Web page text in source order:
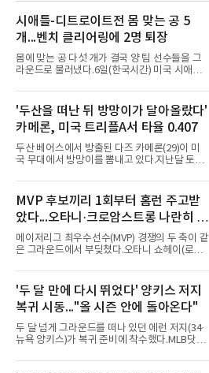
시애틀-디트로이트전 몸 맞는 공 5
개...벤치 클리어링에 2명 퇴장
몸에 맞는 공 다섯 개가 결국 양 팀 선수들을 그
라운드로 불러냈다.6일(한국시간) 미국 시애틀
로이트 타이거스의 경기에서 벤치 클리어링이
벌어졌다. 난투극으로 번지지는 않았으나 좌완
게이브 스파이어와 댄 윌슨 시애틀 감독이 퇴장
당했다.발단은 선발이었다. 시애틀 브라이언 우
가 디트로이트 타자를 세 차례 맞혔다. 다만 팔꿈
치 보호대에 맞거나 변화구에 발이 스치는 수준
이어서 치명적이지는 않았다.분위기는 그다음에
리를 맞혔다. 토레스와 시애틀 포수 칼 롤리가 말
을 주고받자 AJ 힌치 디
'두산을 떠난 뒤 방망이가 달아올랐다'
카메론, 미국 트리플A서 타율 0.407
두산 베어스에서 방출된 다즈 카메론(29)이 미
국 무대에서 방망이를 뽐내고 있다.지난달 토론
론은 루키리그 2경기를 거쳐 트리플A 버펄로 바
이슨스로 승격한 뒤 연일 뜨거운 타격감을 보이
고 있다.수치가 압도적이다. 트리플A 15경기에
서 타율 0.407(54타수 22안타), 2홈런, 10타점,
8도루를 기록 중이며 OPS는 1.151에 이른다.
15경기 중 14경기에서 안타를 만들었고 최근 7
경기 연속 안타도 이어갔다.6일(한국시간) 노퍽
을 놓았고, 버펄로는 이 회에만 5점을 뽑아 7-6
역전승을 거뒀다.한국에서의 성적도
MVP 후보끼리 1회부터 홈런 주고받
았다...오타니·크로암스트롱 나란히 홈
런 맞불
메이저리그 최우수선수(MVP) 경쟁의 두 축이 같
은 그라운드에서 부딪쳤다.오타니 쇼헤이(로스
컵스)은 6일(한국시간) 미국 시카고 리글리필드
에서 나란히 홈런 두 방씩을 주고받았다.첫 회부
터 불이 붙었다. 1회초 선두타자 오타니가 컵스
선발 이마나가 쇼타를 상대로 우월 솔로 홈런을
뽑자, 1회말 크로암스트롱이 다저스 선발 에릭
라워를 상대로 중월 솔로 홈런으로 응수했다. 최
근 50년간 리글리필드에서 1회 양 팀 선두타자
'두 달 만에 다시 뛰었다' 양키스 저지
복귀 시동..."올 시즌 안에 돌아온다"
두 달 넘게 그라운드를 떠나 있던 에런 저지(34·
뉴욕 양키스)가 복귀 준비에 착수했다.MLB닷컴
뒤 야외 달리기와 상체 저항 운동으로 훈련 강도